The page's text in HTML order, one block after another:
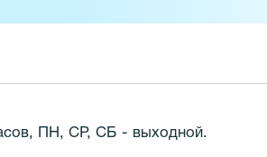
ПН, СР, СБ - выходной.